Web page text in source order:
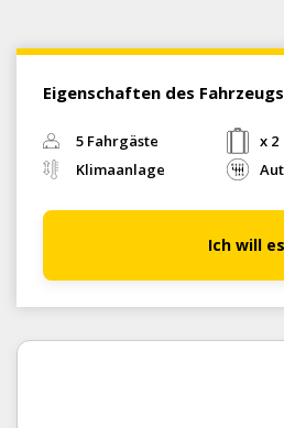
Eigenschaften des Fahrzeugs
5 Fahrgäste x 2
Klimaanlage
Ich will es